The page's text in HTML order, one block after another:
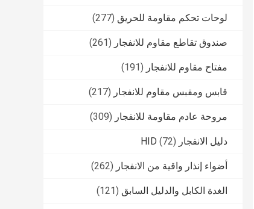
لوحات تحكم مقاومة للحريق (277)
صندوق تقاطع مقاوم للانفجار (261)
مفتاح مقاوم للانفجار (191)
قابس ومقبس مقاوم للانفجار (217)
مروحة عادم مقاومة للانفجار (309)
دليل الانفجار HID (72)
أضواء إنذار واقية من الانفجار (262)
الغدة الكابل والدليل السابق (121)